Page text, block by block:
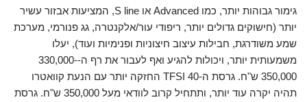
גימור גבוהות יותר, כמו Advanced או S line, המציעות אבזור עשיר
יותר (חישוקים גדולים יותר, ריפודי עור/אלקנטרה, גג פנורמי, מערכת
שמע משודרגת, חבילות עיצוב חיצוניות ופנימיות ועוד), יעלו
משמעותית יותר, ויכולות להגיע ואף לעבור את רף ה-330,000-
350,000 ש"ח. גרסת ה-40 TFSI החזקה יותר עם הנעת קוואטרו
תהיה יקרה עוד יותר, ותתחיל קרוב לוודאי מעל 350,000 ש"ח. גרסת